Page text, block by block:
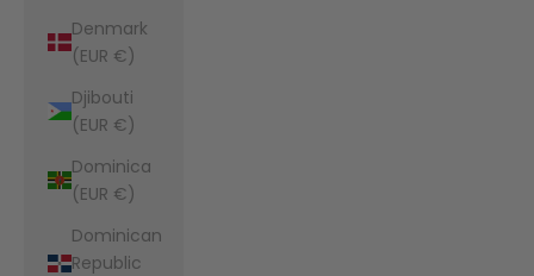
Denmark
(EUR €)
Djibouti
(EUR €)
Dominica
(EUR €)
Dominican
Republic